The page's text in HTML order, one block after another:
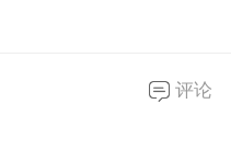
评论